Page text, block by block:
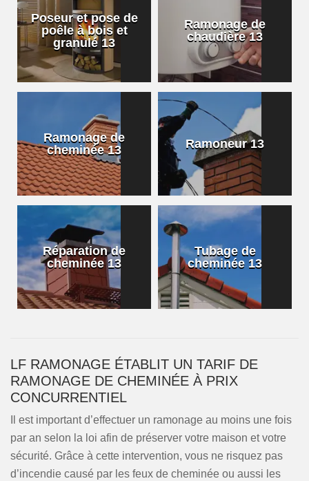
Poseur et pose de
poêle à bois et
granulé 13
Ramonage de
chaudière 13
Ramonage de
cheminée 13
Ramoneur 13
Réparation de
cheminée 13
Tubage de
cheminée 13
LF RAMONAGE ÉTABLIT UN TARIF DE
RAMONAGE DE CHEMINÉE À PRIX
CONCURRENTIEL
Il est important d’effectuer un ramonage au moins une fois
par an selon la loi afin de préserver votre maison et votre
sécurité. Grâce à cette intervention, vous ne risquez pas
d’incendie causé par les feux de cheminée ou aussi les